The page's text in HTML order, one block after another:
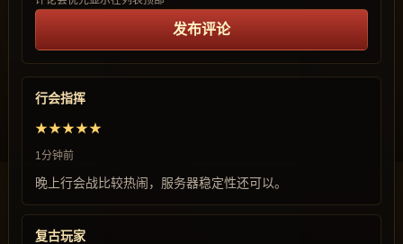
发布评论
行会指挥
★★★★★
1分钟前
晚上行会战比较热闹，服务器稳定性还可以。
复古玩家